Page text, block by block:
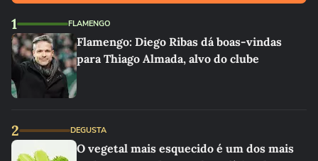
1 FLAMENGO
Flamengo: Diego Ribas dá boas-vindas
para Thiago Almada, alvo do clube
2 DEGUSTA
O vegetal mais esquecido é um dos mais